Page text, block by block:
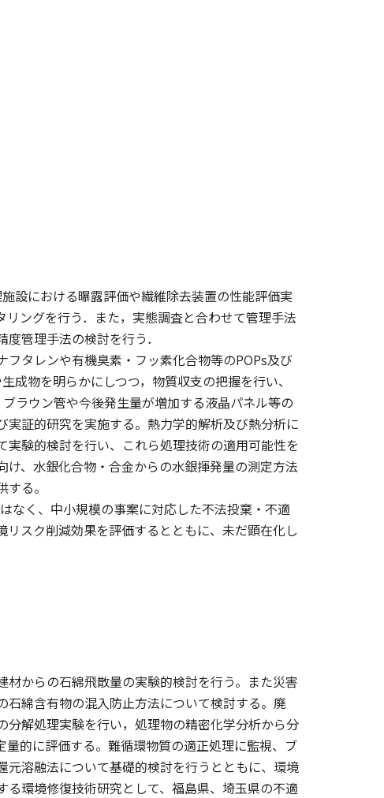
設における曝露評価や繊維除去装置の性能評価実
ングを行う．また，実態調査と合わせて管理手法
管理手法の検討を行う．
タレンや有機臭素・フッ素化合物等のPOPs及び
物を明らかにしつつ，物質収支の把握を行い、
ラウン管や今後発生量が増加する液晶パネル等の
証的研究を実施する。熱力学的解析及び熱分析に
験的検討を行い、これら処理技術の適用可能性を
、水銀化合物・合金からの水銀揮発量の測定方法
る。
なく、中小規模の事案に対応した不法投棄・不適
スク削減効果を評価するとともに、未だ顕在化し
からの石綿飛散量の実験的検討を行う。また災害
綿含有物の混入防止方法について検討する。廃
解処理実験を行い，処理物の精密化学分析から分
的に評価する。難循環物質の適正処理に監視、ブ
溶融法について基礎的検討を行うとともに、環境
環境修復技術研究として、福島県、埼玉県の不適